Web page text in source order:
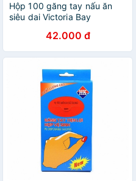
Hộp 100 găng tay nấu ăn
siêu dai Victoria Bay
42.000 đ